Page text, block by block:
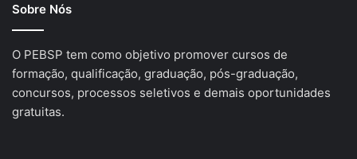
Sobre Nós
O PEBSP tem como objetivo promover cursos de
formação, qualificação, graduação, pós-graduação,
concursos, processos seletivos e demais oportunidades
gratuitas.